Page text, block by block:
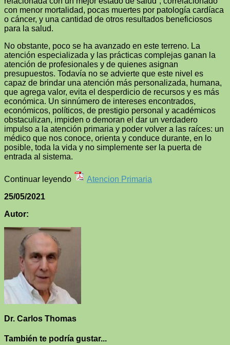
con menor mortalidad, pocas muertes por patología cardíaca
o cáncer, y una cantidad de otros resultados beneficiosos
para la salud.
No obstante, poco se ha avanzado en este terreno. La
atención especializada y las prácticas complejas ganan la
atención de profesionales y de quienes asignan
presupuestos. Todavía no se advierte que este nivel es
capaz de brindar una atención más personalizada, humana,
que agrega valor, evita el desperdicio de recursos y es más
económica. Un sinnúmero de intereses encontrados,
económicos, políticos, de prestigio personal y académicos
obstaculizan, impiden o demoran el dar un verdadero
impulso a la atención primaria y poder volver a las raíces: un
médico que nos conoce, orienta y conduce durante, en lo
posible, toda la vida y no simplemente ser la puerta de
entrada al sistema.
Continuar leyendo
Atencion Primaria
25/05/2021
Autor:
Dr. Carlos Thomas
También te podría gustar...